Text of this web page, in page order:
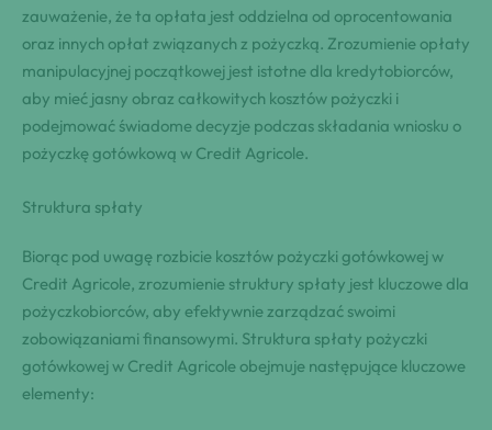
zauważenie, że ta opłata jest oddzielna od oprocentowania
oraz innych opłat związanych z pożyczką. Zrozumienie opłaty
manipulacyjnej początkowej jest istotne dla kredytobiorców,
aby mieć jasny obraz całkowitych kosztów pożyczki i
podejmować świadome decyzje podczas składania wniosku o
pożyczkę gotówkową w Credit Agricole.
Struktura spłaty
Biorąc pod uwagę rozbicie kosztów pożyczki gotówkowej w
Credit Agricole, zrozumienie struktury spłaty jest kluczowe dla
pożyczkobiorców, aby efektywnie zarządzać swoimi
zobowiązaniami finansowymi. Struktura spłaty pożyczki
gotówkowej w Credit Agricole obejmuje następujące kluczowe
elementy: